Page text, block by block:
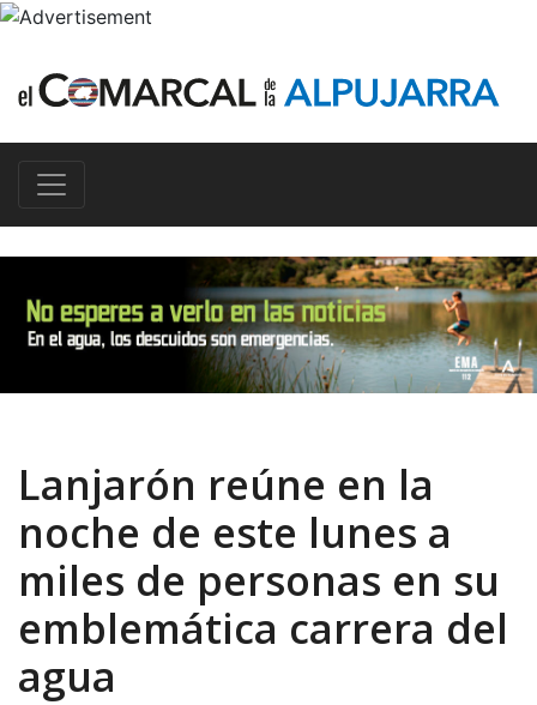
Lanjarón reúne en la
noche de este lunes a
miles de personas en su
emblemática carrera del
agua